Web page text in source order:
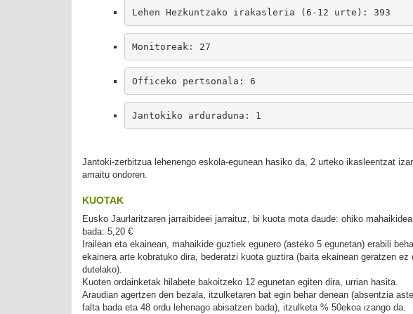
Lehen Hezkuntzako irakasleria (6-12 urte): 393
Monitoreak: 27
Officeko pertsonala: 6
Jantokiko arduraduna: 1
Jantoki-zerbitzua lehenengo eskola-egunean hasiko da, 2 urteko ikasleentzat
amaitu ondoren.
KUOTAK
Eusko Jaurlaritzaren jarraibideei jarraituz, bi kuota mota daude: ohiko
bada: 5,20 €
Irailean eta ekainean, mahaikide guztiek egunero (asteko 5 egunetan) erabili
ekainera arte kobratuko dira, bederatzi kuota guztira (baita ekainean geratzen
dutelako).
Kuoten ordainketak hilabete bakoitzeko 12 egunetan egiten dira, urrian hasita.
Araudian agertzen den bezala, itzulketaren bat egin behar denean (absentzia
falta bada eta 48 ordu lehenago abisatzen bada), itzulketa % 50ekoa izango da.